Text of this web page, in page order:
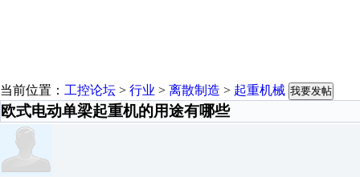
当前位置： 工控论坛 > 行业 > 离散制造 > 起重机械 我要发帖
欧式电动单梁起重机的用途有哪些